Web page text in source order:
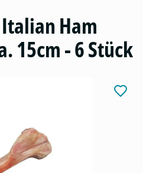
Italian Ham
15cm - 6 Stück